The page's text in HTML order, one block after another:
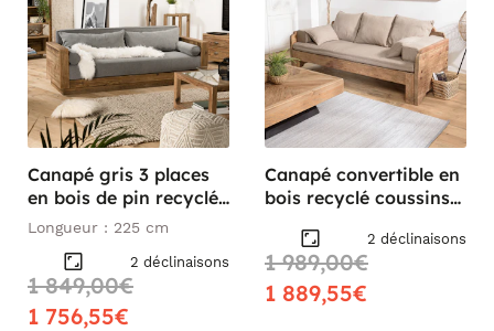
Canapé gris 3 places
en bois de pin recyclé
DENVER
Longueur : 225 cm
2 déclinaisons
1 849,00€
1 756,55€
Canapé convertible en
bois recyclé coussins
2 déclinaisons
1 989,00€
1 889,55€